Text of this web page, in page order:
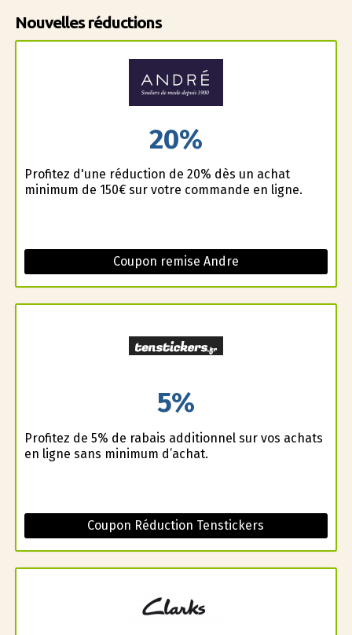
Nouvelles réductions
20%
Profitez d'une réduction de 20% dès un achat
minimum de 150€ sur votre commande en ligne.
Coupon remise Andre
5%
Profitez de 5% de rabais additionnel sur vos achats
en ligne sans minimum d’achat.
Coupon Réduction Tenstickers